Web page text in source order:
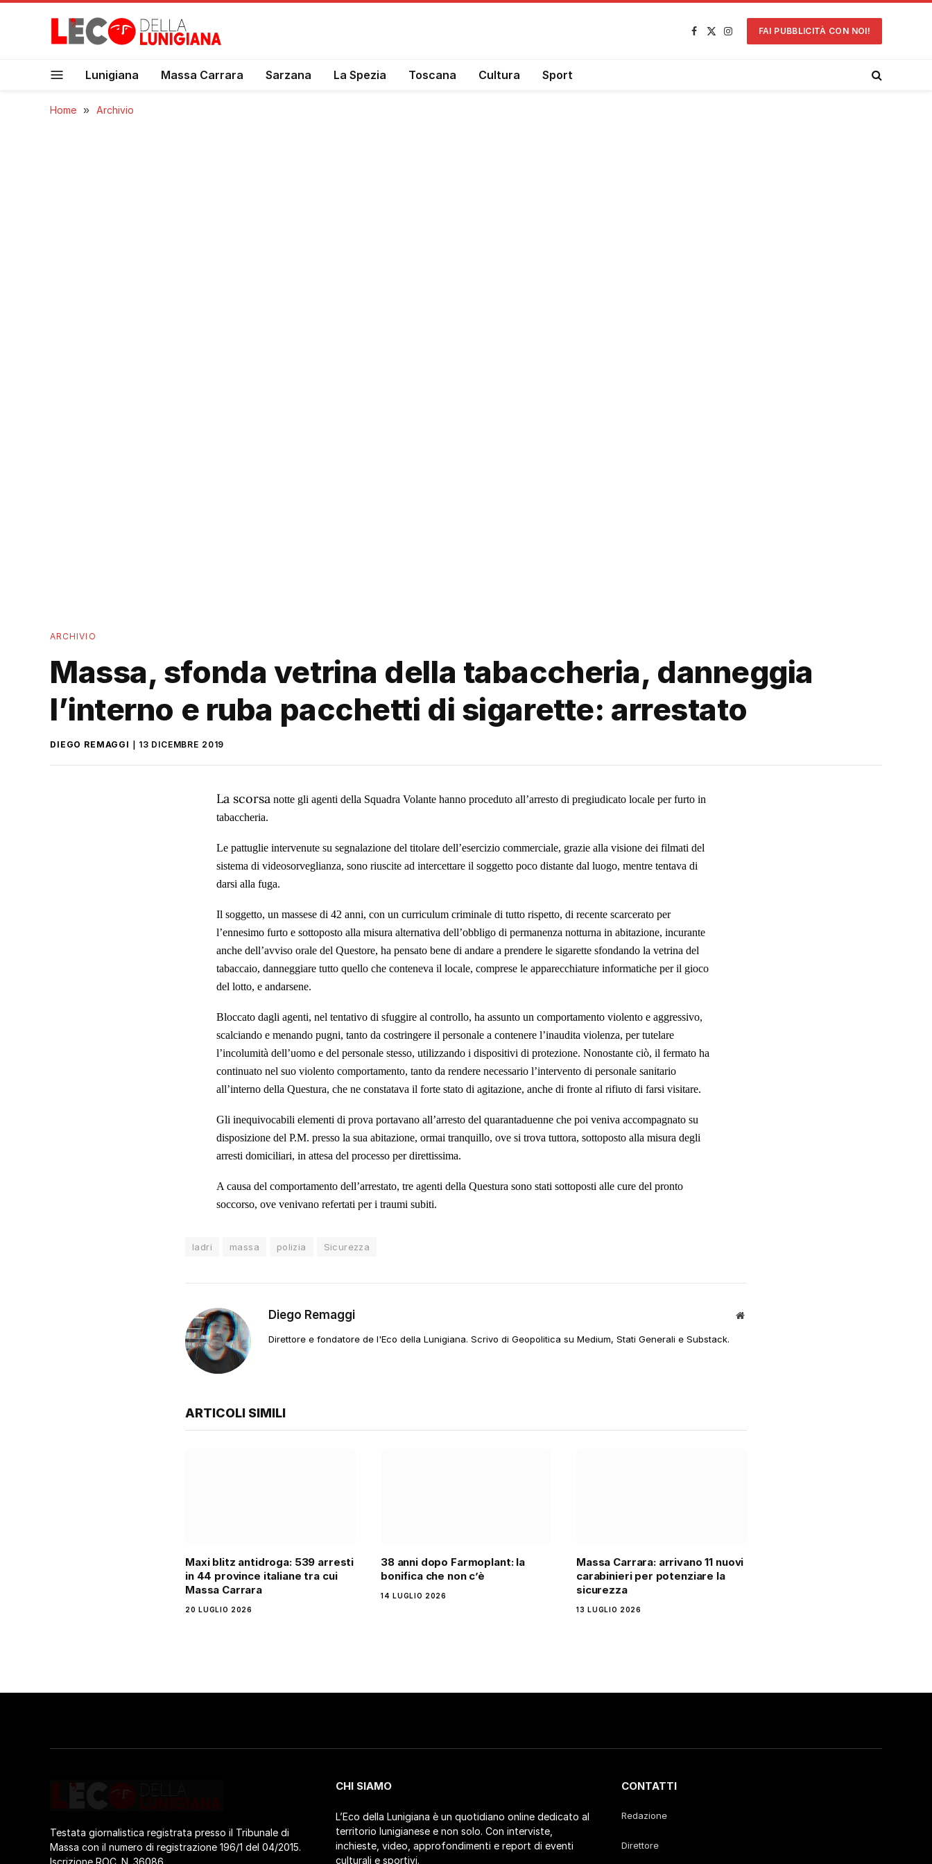
Facebook
X
Instagram
FAI PUBBLICITÀ CON NOI!
Lunigiana Massa Carrara Sarzana La Spezia Toscana Cultura Sport
Home » Archivio
ARCHIVIO
Massa, sfonda vetrina della tabaccheria, danneggia
l’interno e ruba pacchetti di sigarette: arrestato
DIEGO REMAGGI 13 DICEMBRE 2019
La scorsa notte gli agenti della Squadra Volante hanno proceduto all’arresto di pregiudicato locale per furto in
tabaccheria.
Le pattuglie intervenute su segnalazione del titolare dell’esercizio commerciale, grazie alla visione dei filmati del
sistema di videosorveglianza, sono riuscite ad intercettare il soggetto poco distante dal luogo, mentre tentava di
darsi alla fuga.
Il soggetto, un massese di 42 anni, con un curriculum criminale di tutto rispetto, di recente scarcerato per
l’ennesimo furto e sottoposto alla misura alternativa dell’obbligo di permanenza notturna in abitazione, incurante
anche dell’avviso orale del Questore, ha pensato bene di andare a prendere le sigarette sfondando la vetrina del
tabaccaio, danneggiare tutto quello che conteneva il locale, comprese le apparecchiature informatiche per il gioco
del lotto, e andarsene.
Bloccato dagli agenti, nel tentativo di sfuggire al controllo, ha assunto un comportamento violento e aggressivo,
scalciando e menando pugni, tanto da costringere il personale a contenere l’inaudita violenza, per tutelare
l’incolumità dell’uomo e del personale stesso, utilizzando i dispositivi di protezione. Nonostante ciò, il fermato ha
continuato nel suo violento comportamento, tanto da rendere necessario l’intervento di personale sanitario
all’interno della Questura, che ne constatava il forte stato di agitazione, anche di fronte al rifiuto di farsi visitare.
Gli inequivocabili elementi di prova portavano all’arresto del quarantaduenne che poi veniva accompagnato su
disposizione del P.M. presso la sua abitazione, ormai tranquillo, ove si trova tuttora, sottoposto alla misura degli
arresti domiciliari, in attesa del processo per direttissima.
A causa del comportamento dell’arrestato, tre agenti della Questura sono stati sottoposti alle cure del pronto
soccorso, ove venivano refertati per i traumi subiti.
ladri massa polizia Sicurezza
Diego Remaggi
Sito
Direttore e fondatore de l'Eco della Lunigiana. Scrivo di Geopolitica su Medium, Stati Generali e Substack.
ARTICOLI SIMILI
Maxi blitz antidroga: 539 arresti
in 44 province italiane tra cui
Massa Carrara
20 LUGLIO 2026
38 anni dopo Farmoplant: la
bonifica che non c’è
14 LUGLIO 2026
Massa Carrara: arrivano 11 nuovi
carabinieri per potenziare la
sicurezza
13 LUGLIO 2026
Testata giornalistica registrata presso il Tribunale di
Massa con il numero di registrazione 196/1 del 04/2015.
CHI SIAMO
L’Eco della Lunigiana è un quotidiano online dedicato al
territorio lunigianese e non solo. Con interviste,
inchieste, video, approfondimenti e report di eventi
culturali e sportivi.
CONTATTI
Redazione
Direttore